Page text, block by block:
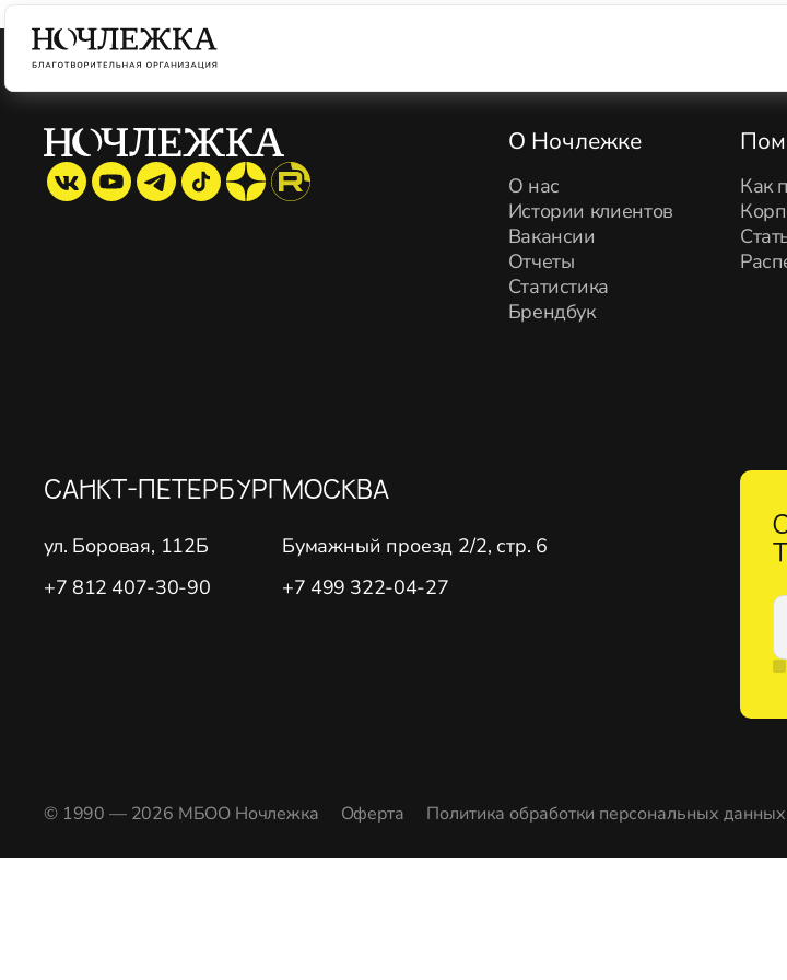
О Ночлежке
О нас
Истории клиентов
Вакансии
Отчеты
Статистика
Брендбук
Как
САНКТ-ПЕТЕРБУРГ
ул. Боровая, 112Б
+7 812 407-30-90
МОСКВА
Бумажный проезд 2/2, стр. 6
+7 499 322-04-27
© 1990 — 2026 МБОО Ночлежка Оферта Политика обработки персональных данных